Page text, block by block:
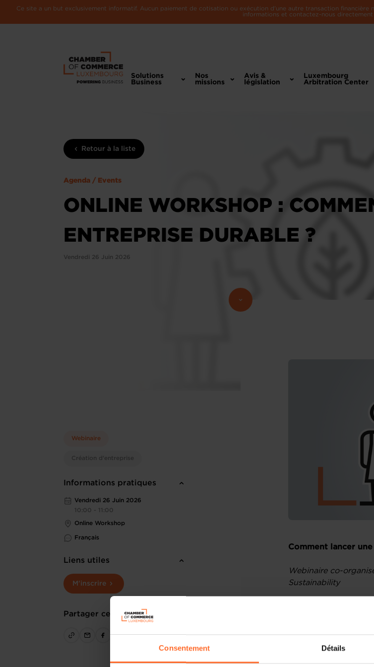
Consentement Détails
Ce site a un but exclusivement informatif. Aucun paiement de cotisation ou exécution d'une autre transaction
informations et contactez-nous directement
Solutions
Business
Nos
missions
Avis &
législation
Luxembourg
Arbitration Center
Retour à la liste
Agenda / Events
ONLINE WORKSHOP :
ENTREPRISE DURABLE ?
Vendredi 26 Juin 2026
Webinaire
Création d'entreprise
Informations pratiques
Vendredi 26 Juin 2026
10:00 - 11:00
Online Workshop
Français
Liens utiles
M'inscrire
Partager cet article
Comment lancer
Webinaire co-
Sustainability
Vous développez un
intégrer des